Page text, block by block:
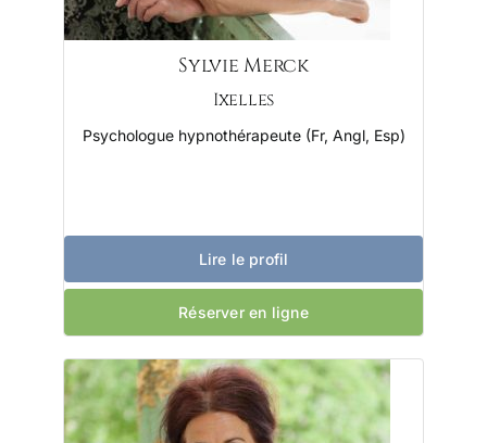
Sylvie Merck
Ixelles
Psychologue hypnothérapeute (Fr, Angl, Esp)
Lire le profil
Réserver en ligne